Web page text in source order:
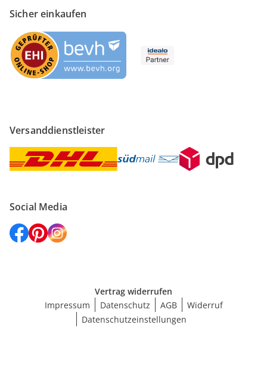
Sicher einkaufen
Versanddienstleister
Social Media
Vertrag widerrufen
Impressum
Datenschutz AGB
Widerruf
Datenschutzeinstellungen